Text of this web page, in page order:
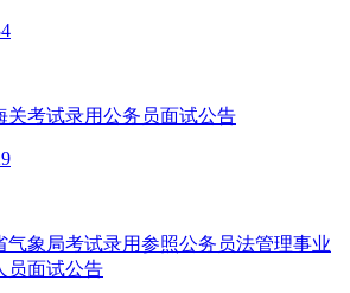
关考试录用公务员面试公告
气象局考试录用参照公务员法管理事业
员面试公告